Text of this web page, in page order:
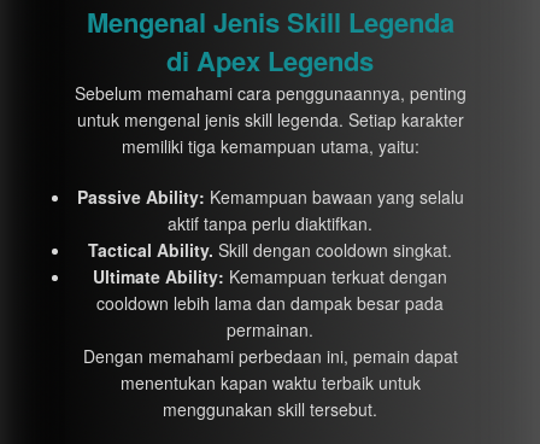
Mengenal Jenis Skill Legenda
di Apex Legends
Sebelum memahami cara penggunaannya, penting
untuk mengenal jenis skill legenda. Setiap karakter
memiliki tiga kemampuan utama, yaitu:
Passive Ability: Kemampuan bawaan yang selalu
aktif tanpa perlu diaktifkan.
Tactical Ability. Skill dengan cooldown singkat.
Ultimate Ability: Kemampuan terkuat dengan
cooldown lebih lama dan dampak besar pada
permainan.
Dengan memahami perbedaan ini, pemain dapat
menentukan kapan waktu terbaik untuk
menggunakan skill tersebut.